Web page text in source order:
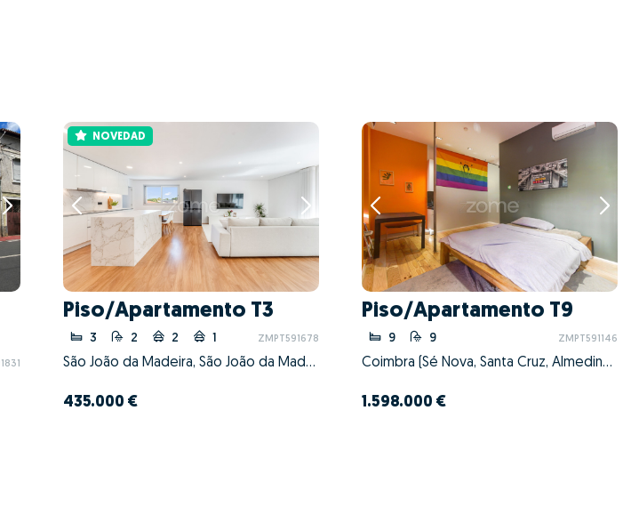
NOVEDAD
Piso/Apartamento T3
3 2 2 1 ZMPT591678
São João da Madeira, São João da Madeira, Aveiro
435.000 €
Piso/Apartamento T9
9 9 ZMPT591146
Coimbra (Sé Nova, Santa Cruz, Almedina e São Bartolomeu), Coimbra, Coimbra
1.598.000 €